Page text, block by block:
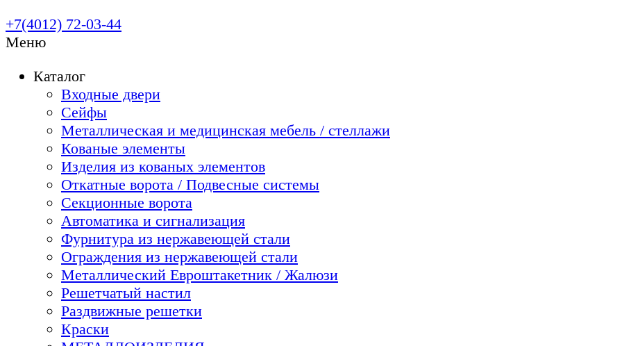
+7(4012) 72-03-44
Меню
Каталог
Входные двери
Сейфы
Металлическая и медицинская мебель / стеллажи
Кованые элементы
Изделия из кованых элементов
Откатные ворота / Подвесные системы
Секционные ворота
Автоматика и сигнализация
Фурнитура из нержавеющей стали
Ограждения из нержавеющей стали
Металлический Евроштакетник / Жалюзи
Решетчатый настил
Раздвижные решетки
Краски